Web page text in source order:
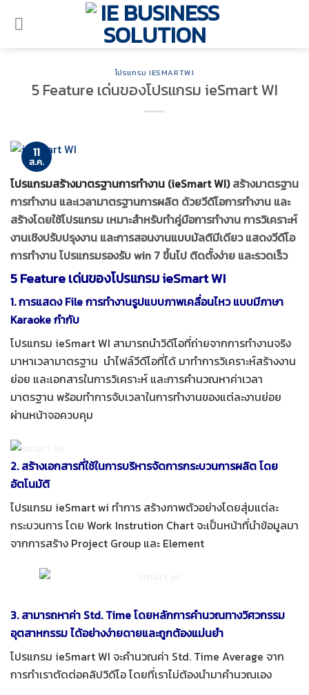
โปรแกรม IESMARTWI
5 Feature เด่นของโปรแกรม ieSmart WI
11
ส.ค.
โปรแกรมสร้างมาตรฐานการทำงาน (ieSmart WI)สร้างมาตรฐาน
การทำงาน และเวลามาตรฐานการผลิต ด้วยวีดีโอการทำงาน และ
สร้างโดยใช้โปรแกรม เหมาะสำหรับทำคู่มือการทำงาน การวิเคราะห์
งานเชิงปรับปรุงงาน และการสอนงานแบบมัลติมีเดียว แสดงวีดีโอ
การทำงาน โปรแกรมรองรับ win 7 ขึ้นไป ติดตั้งง่าย และรวดเร็ว
5 Feature เด่นของโปรแกรม ieSmart WI
1. การแสดง File การทำงานรูปแบบภาพเคลื่อนไหว แบบมีภาษา
Karaoke กำกับ
โปรแกรม ieSmart WI สามารถนำวิดีโอที่ถ่ายจากการทำงานจริง
มาหาเวลามาตรฐาน นำไฟล์วีดีโอที่ได้ มาทำการวิเคราะห์สร้างงาน
ย่อย และเอกสารในการวิเคราะห์ และการคำนวณหาค่าเวลา
มาตรฐาน พร้อมทำการจับเวลาในการทำงานของแต่ละงานย่อย
ผ่านหน้าจอควบคุม
2. สร้างเอกสารที่ใช้ในการบริหารจัดการกระบวนการผลิต โดย
อัตโนมัติ
โปรแกรม ieSmart wi ทำการ สร้างภาพตัวอย่างโดยสุ่มแต่ละ
กระบวนการ โดย Work Instrution Chart จะเป็นหน้าที่นำข้อมูลมา
จากการสร้าง Project Group และ Element
3. สามารถหาค่า Std. Time โดยหลักการคำนวณทางวิศวกรรม
อุตสาหกรรม ได้อย่างง่ายดายและถูกต้องแม่นยำ
โปรแกรม ieSmart WI จะคำนวณค่า Std. Time Average จาก
การทำเราตัดต่อคลิปวิดีโอ โดยที่เราไม่ต้องนำมาคำนวณเอง